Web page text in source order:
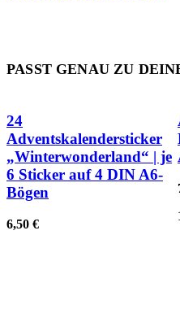
PASST GENAU ZU
FIND’ ICH NICE
24
Adventskalendersticker
„Winterwonderland“ | je
6 Sticker auf 4 DIN A6-
Bögen
6,50 €